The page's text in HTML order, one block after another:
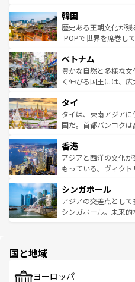
はコンテンツ一覧
いる。アクティビティ
ビング、ハイキング
い。オーストラリア
参照してほしい。
ン）、静ひつな山岳地
と山間の静けさが共
驚きをもたらしてく
容にもいいと評判のス
が味わえる。
照してほしい。
韓国
歴史ある王朝文化が
-POPで世界を席巻し
き、地方に足を延ばせ
できる。そして、キ
まで、さまざまな韓
リティに包まれながら
わ
覧を参照してほしい。
ベトナム
豊かな自然と多様な
く伸びる国土には、
急速な発展と共に伝統
ーチミン市のフラン
醸し出している。ま
とつ。フォーやバイン
ひ現地で味わいたい
が旅行者を迎えてく
参照してほしい。
タイ
タイは、東南アジア
国だ。首都バンコク
の活気が交差している
帯で自然と触れ合い
いビーチでリゾート
激する。気候は一年中
が待っている。親し
た文化、そして多様
香港
アジアと西洋の文化
もっている。ヴィク
み、どこを訪れても感
ており、効率よく見
うな絶景から文化的
シンガポール
アジアの交差点とし
シンガポール。未来
で、ホーカーズは地元
国と地域
ヨーロッパ